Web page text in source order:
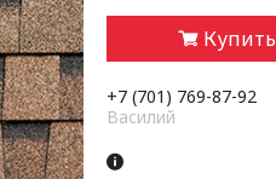
Купить
+7 (701) 769-87-92
Василий